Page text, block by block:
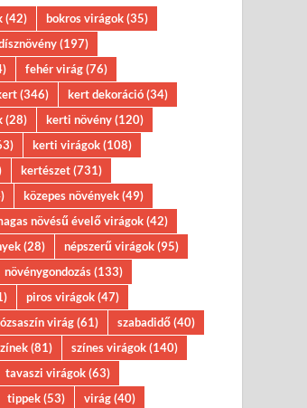
(42) bokros virágok(35)
(197)
fehér virág(76)
(346) kert dekoráció(34)
(28) kerti növény(120)
kerti virágok(108)
kertészet(731)
közepes növények(49)
növésű évelő virágok(42)
(28) népszerű virágok(95)
növénygondozás(133)
piros virágok(47)
virág(61) szabadidő(40)
(81) színes virágok(140)
tavaszi virágok(63)
tippek(53) virág(40)